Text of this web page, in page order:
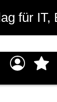
für IT,